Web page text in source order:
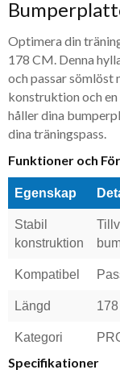
Optimera din
178 CM. Denna
och passar sömlöst
konstruktion och
håller dina
dina träningspass.
Funktioner och
Egenskap
Stabil
konstruktion
Kompatibel
Längd
Kategori
Specifikationer